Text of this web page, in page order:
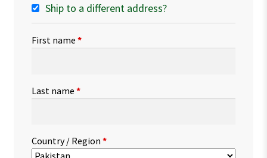
Ship to a different address?
First name *
Last name *
Country / Region *